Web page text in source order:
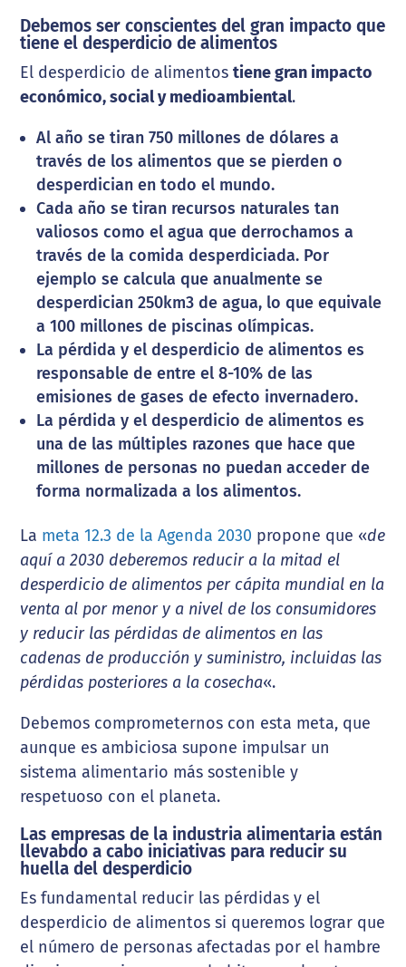
Debemos ser conscientes del gran impacto que
tiene el desperdicio de alimentos
El desperdicio de alimentostiene gran impacto
económico, social y medioambiental.
Al año se tiran 750 millones de dólares a
través de los alimentos que se pierden o
desperdician en todo el mundo.
Cada año se tiran recursos naturales tan
valiosos como el agua que derrochamos a
través de la comida desperdiciada. Por
ejemplo se calcula que anualmente se
desperdician 250km3 de agua, lo que equivale
a 100 millones de piscinas olímpicas.
La pérdida y el desperdicio de alimentos es
responsable de entre el 8-10% de las
emisiones de gases de efecto invernadero.
La pérdida y el desperdicio de alimentos es
una de las múltiples razones que hace que
millones de personas no puedan acceder de
forma normalizada a los alimentos.
La meta 12.3 de la Agenda 2030 propone que «de
aquí a 2030 deberemos reducir a la mitad el
desperdicio de alimentos per cápita mundial en la
venta al por menor y a nivel de los consumidores
y reducir las pérdidas de alimentos en las
cadenas de producción y suministro, incluidas las
pérdidas posteriores a la cosecha«.
Debemos comprometernos con esta meta, que
aunque es ambiciosa supone impulsar un
sistema alimentario más sostenible y
respetuoso con el planeta.
Las empresas de la industria alimentaria están
llevabdo a cabo iniciativas para reducir su
huella del desperdicio
Es fundamental reducir las pérdidas y el
desperdicio de alimentos si queremos lograr que
el número de personas afectadas por el hambre